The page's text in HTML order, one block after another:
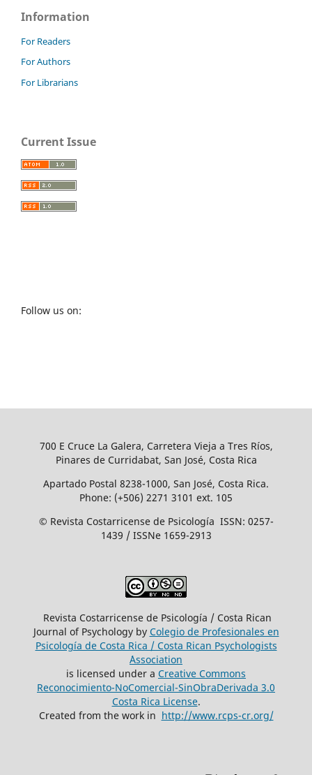
Information
For Readers
For Authors
For Librarians
Current Issue
Follow us on:
700 E Cruce La Galera, Carretera Vieja a Tres Ríos,
Pinares de Curridabat, San José, Costa Rica
Apartado Postal 8238-1000, San José, Costa Rica.
Phone: (+506) 2271 3101 ext. 105
© Revista Costarricense de Psicología ISSN: 0257-
1439 / ISSNe 1659-2913
Revista Costarricense de Psicología / Costa Rican
Journal of Psychology by Colegio de Profesionales en
Psicología de Costa Rica / Costa Rican Psychologists
´Association
is licensed under a Creative Commons
Reconocimiento-NoComercial-SinObraDerivada 3.0
Costa Rica License.
Created from the work in http://www.rcps-cr.org/